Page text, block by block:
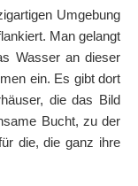
Umgebung
Man gelangt
Wasser an dieser
ein. Es gibt dort
die das Bild
Bucht, zu der
die, die ganz ihre